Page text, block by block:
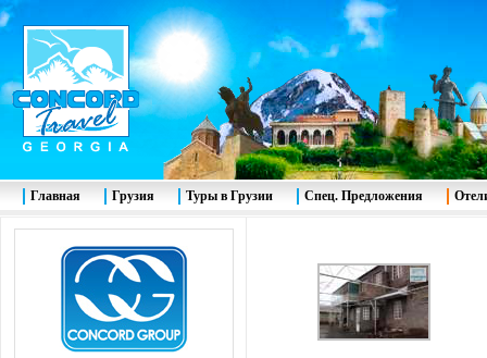
Главная Грузия Туры в Грузии Спец. Предложения